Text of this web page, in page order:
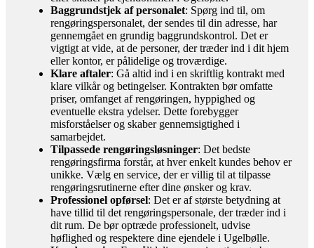
Baggrundstjek af personalet: Spørg ind til, om
rengøringspersonalet, der sendes til din adresse, har
gennemgået en grundig baggrundskontrol. Det er
vigtigt at vide, at de personer, der træder ind i dit hjem
eller kontor, er pålidelige og troværdige.
Klare aftaler: Gå altid ind i en skriftlig kontrakt med
klare vilkår og betingelser. Kontrakten bør omfatte
priser, omfanget af rengøringen, hyppighed og
eventuelle ekstra ydelser. Dette forebygger
misforståelser og skaber gennemsigtighed i
samarbejdet.
Tilpassede rengøringsløsninger: Det bedste
rengøringsfirma forstår, at hver enkelt kundes behov er
unikke. Vælg en service, der er villig til at tilpasse
rengøringsrutinerne efter dine ønsker og krav.
Professionel opførsel: Det er af største betydning at
have tillid til det rengøringspersonale, der træder ind i
dit rum. De bør optræde professionelt, udvise
høflighed og respektere dine ejendele i Ugelbølle.